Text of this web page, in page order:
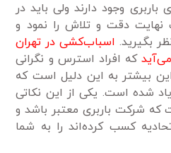
باربری وجود دارند ولی باید در
دقت و تلاش را نمود و
بگیرید. اسباب‌کشی در تهران
که افراد استرس و نگرانی
بیشتر به این دلیل است که
شده است. یکی از این نکاتی
که شرکت باربری معتبر باشد و
کسب کرده‌اند را به شما